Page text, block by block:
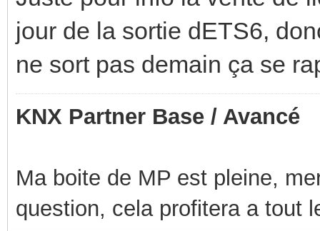
jour de la sortie dETS6,
ne sort pas demain ça se
KNX Partner Base / Avancé
Ma boite de MP est pleine,
question, cela profitera a tout